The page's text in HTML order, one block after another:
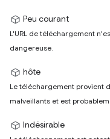
Peu courant
L'URL de téléchargement
dangereuse.
hôte
Le téléchargement provient
malveillants et est
Indésirable